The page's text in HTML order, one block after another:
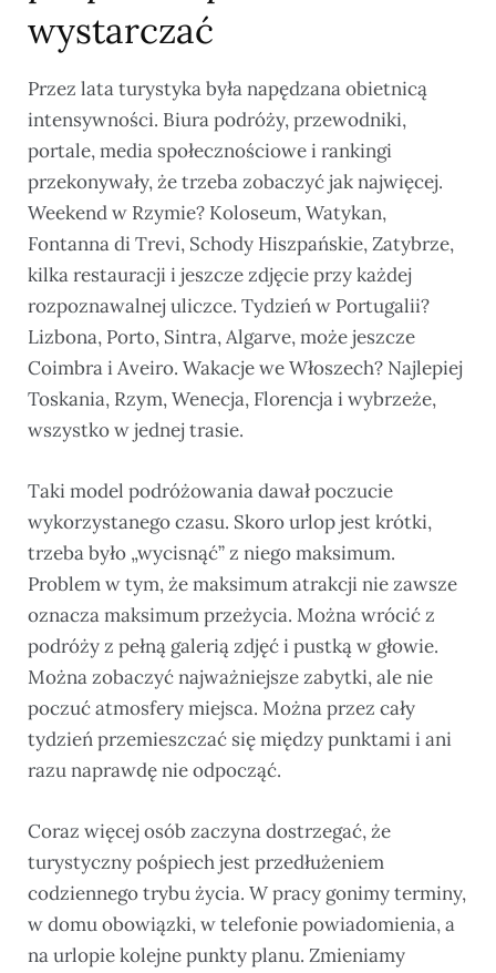
wystarczać
Przez lata turystyka była napędzana obietnicą
intensywności. Biura podróży, przewodniki,
portale, media społecznościowe i rankingi
przekonywały, że trzeba zobaczyć jak najwięcej.
Weekend w Rzymie? Koloseum, Watykan,
Fontanna di Trevi, Schody Hiszpańskie, Zatybrze,
kilka restauracji i jeszcze zdjęcie przy każdej
rozpoznawalnej uliczce. Tydzień w Portugalii?
Lizbona, Porto, Sintra, Algarve, może jeszcze
Coimbra i Aveiro. Wakacje we Włoszech? Najlepiej
Toskania, Rzym, Wenecja, Florencja i wybrzeże,
wszystko w jednej trasie.
Taki model podróżowania dawał poczucie
wykorzystanego czasu. Skoro urlop jest krótki,
trzeba było „wycisnąć” z niego maksimum.
Problem w tym, że maksimum atrakcji nie zawsze
oznacza maksimum przeżycia. Można wrócić z
podróży z pełną galerią zdjęć i pustką w głowie.
Można zobaczyć najważniejsze zabytki, ale nie
poczuć atmosfery miejsca. Można przez cały
tydzień przemieszczać się między punktami i ani
razu naprawdę nie odpocząć.
Coraz więcej osób zaczyna dostrzegać, że
turystyczny pośpiech jest przedłużeniem
codziennego trybu życia. W pracy gonimy terminy,
w domu obowiązki, w telefonie powiadomienia, a
na urlopie kolejne punkty planu. Zmieniamy